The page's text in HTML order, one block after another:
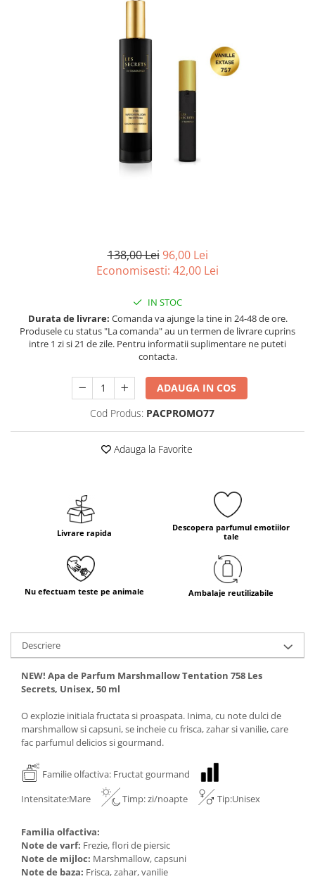
138,00 Lei 96,00 Lei
Economisesti: 42,00 Lei
IN STOC
Durata de livrare: Comanda va ajunge la tine in 24-48 de ore.
Produsele cu status "La comanda" au un termen de livrare cuprins
intre 1 zi si 21 de zile. Pentru informatii suplimentare ne puteti
contacta.
ADAUGA IN COS
Cod Produs: PACPROMO77
Adauga la Favorite
Livrare rapida
Descopera parfumul emotiilor
tale
Nu efectuam teste pe animale Ambalaje reutilizabile
Descriere
NEW! Apa de Parfum Marshmallow Tentation 758 Les
Secrets, Unisex, 50 ml
O explozie initiala fructata si proaspata. Inima, cu note dulci de
marshmallow si capsuni, se incheie cu frisca, zahar si vanilie, care
fac parfumul delicios si gourmand.
Familie olfactiva: Fructat gourmand
Intensitate:Mare
Timp: zi/noapte Tip:Unisex
Familia olfactiva:
Note de varf: Frezie, flori de piersic
Note de mijloc: Marshmallow, capsuni
Note de baza: Frisca, zahar, vanilie